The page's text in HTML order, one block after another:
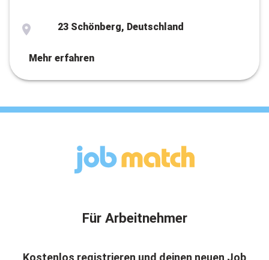
23 Schönberg, Deutschland
Mehr erfahren
Für Arbeitnehmer